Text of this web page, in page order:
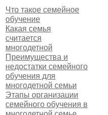
Что такое семейное
обучение
Какая семья
считается
многодетной
Преимущества и
недостатки семейного
обучения для
многодетной семьи
Этапы организации
семейного обучения в